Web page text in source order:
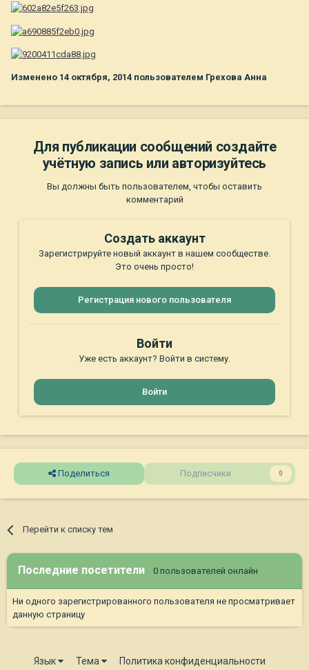
Изменено 14 октября, 2014 пользователем Грехова Анна
Для публикации сообщений создайте
учётную запись или авторизуйтесь
Вы должны быть пользователем, чтобы оставить
комментарий
Создать аккаунт
Зарегистрируйте новый аккаунт в нашем сообществе.
Это очень просто!
Регистрация нового пользователя
Войти
Уже есть аккаунт? Войти в систему.
Войти
Поделиться Подписчики 0
Перейти к списку тем
Последние посетители 0 пользователей онлайн
Ни одного зарегистрированного пользователя не просматривает
данную страницу
Язык Тема Политика конфиденциальности